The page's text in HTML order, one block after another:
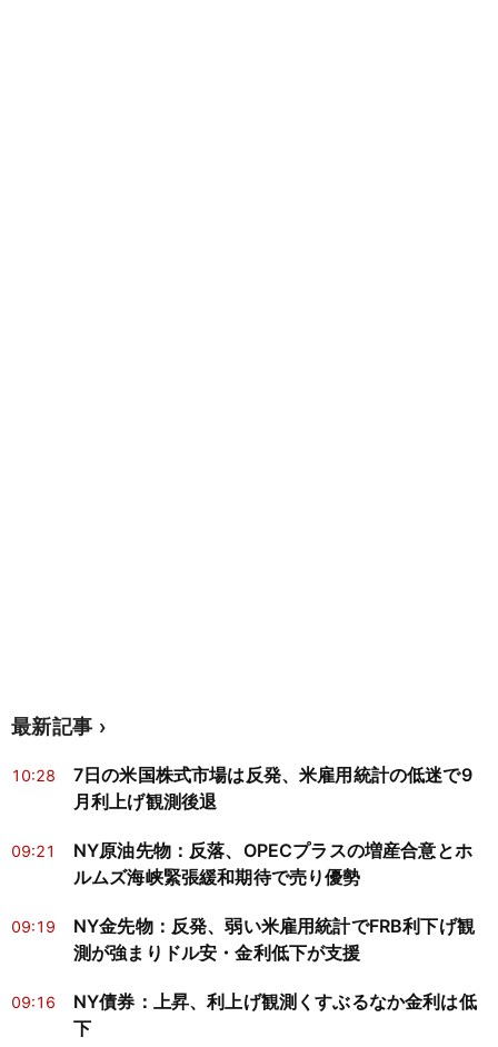
最新記事
10:28
7日の米国株式市場は反発、米雇用統計の低迷で9
月利上げ観測後退
09:21
NY原油先物：反落、OPECプラスの増産合意とホ
ルムズ海峡緊張緩和期待で売り優勢
09:19
NY金先物：反発、弱い米雇用統計でFRB利下げ観
測が強まりドル安・金利低下が支援
09:16
NY債券：上昇、利上げ観測くすぶるなか金利は低
下